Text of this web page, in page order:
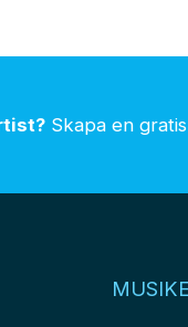
Skapa en